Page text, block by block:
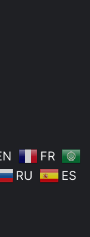
FR
RU ES